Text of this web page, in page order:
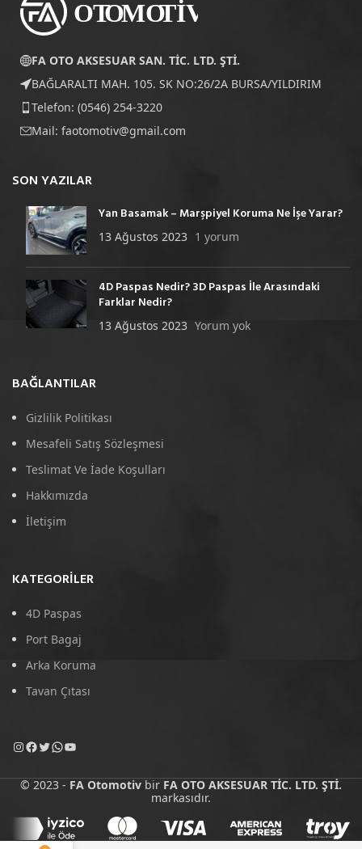
FA OTO AKSESUAR SAN. TİC. LTD. ŞTİ.
BAĞLARALTI MAH. 105. SK NO:26/2A BURSA/YILDIRIM
Telefon: (0546) 254-3220
Mail: faotomotiv@gmail.com
SON YAZILAR
Yan Basamak – Marşpiyel Koruma Ne İşe Yarar?
13 Ağustos 2023 1 yorum
4D Paspas Nedir? 3D Paspas İle Arasındaki
Farklar Nedir?
13 Ağustos 2023 Yorum yok
BAĞLANTILAR
Gizlilik Politikası
Mesafeli Satış Sözleşmesi
Teslimat Ve İade Koşulları
Hakkımızda
İletişim
KATEGORILER
4D Paspas
Port Bagaj
Arka Koruma
Tavan Çıtası
© 2023 - FA Otomotiv bir FA OTO AKSESUAR TİC. LTD. ŞTİ.
markasıdır.